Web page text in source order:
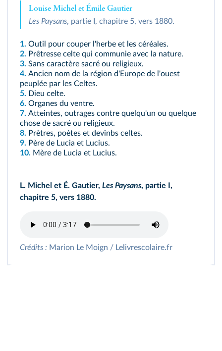
Louise Michel et Émile Gautier
Les Paysans, partie I, chapitre 5, vers 1880.
1. Outil pour couper l'herbe et les céréales.
2. Prêtresse celte qui communie avec la nature.
3. Sans caractère sacré ou religieux.
4. Ancien nom de la région d'Europe de l'ouest
peuplée par les Celtes.
5. Dieu celte.
6. Organes du ventre.
7. Atteintes, outrages contre quelqu'un ou quelque
chose de sacré ou religieux.
8. Prêtres, poètes et devinbs celtes.
9. Père de Lucia et Lucius.
10. Mère de Lucia et Lucius.
L. Michel et É. Gautier, Les Paysans, partie I,
chapitre 5, vers 1880.
Crédits : Marion Le Moign / Lelivrescolaire.fr